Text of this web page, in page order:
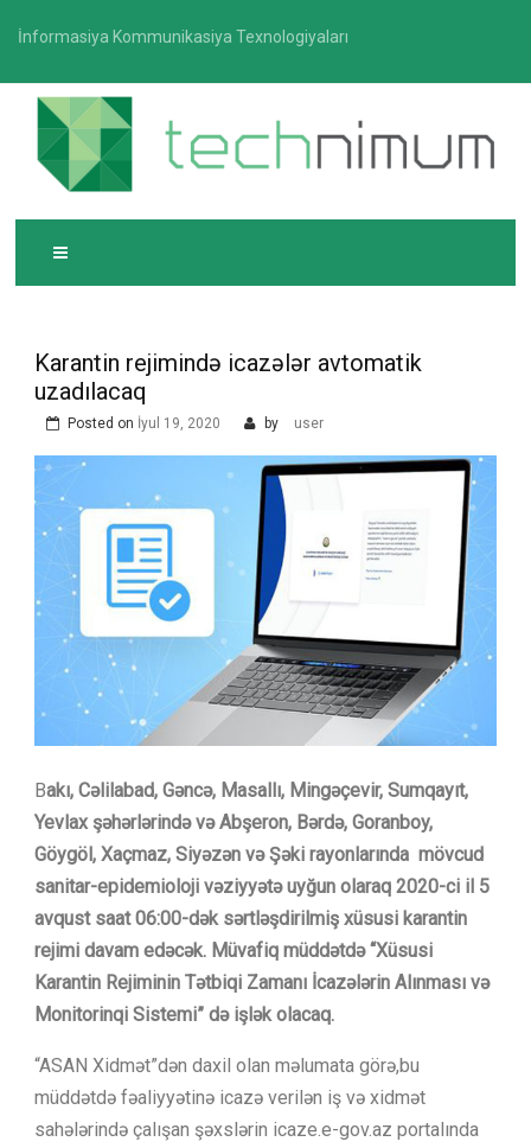
İnformasiya Kommunikasiya Texnologiyaları
TECHNIMUM
İnformasiya-kommunikasiya texnologiyaları üzrə
media platforması
Karantin rejimində icazələr avtomatik
uzadılacaq
Posted on İyul 19, 2020 by user
Bakı, Cəlilabad, Gəncə, Masallı, Mingəçevir, Sumqayıt,
Yevlax şəhərlərində və Abşeron, Bərdə, Goranboy,
Göygöl, Xaçmaz, Siyəzən və Şəki rayonlarında mövcud
sanitar-epidemioloji vəziyyətə uyğun olaraq 2020-ci il 5
avqust saat 06:00-dək sərtləşdirilmiş xüsusi karantin
rejimi davam edəcək. Müvafiq müddətdə “Xüsusi
Karantin Rejiminin Tətbiqi Zamanı İcazələrin Alınması və
Monitorinqi Sistemi” də işlək olacaq.
“ASAN Xidmət”dən daxil olan məlumata görə,bu
müddətdə fəaliyyətinə icazə verilən iş və xidmət
sahələrində çalışan şəxslərin icaze.e-gov.az portalında